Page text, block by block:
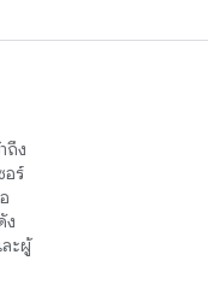
ถึง
อร์
ง
ะผู้